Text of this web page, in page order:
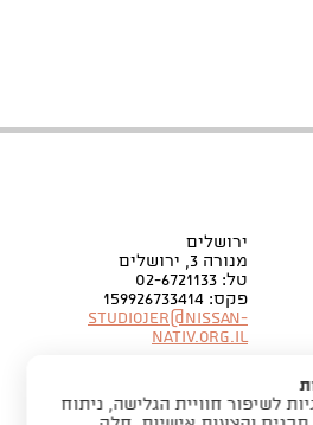
ירושלים
מנורה 3, ירושלים
טל: 02-6721133
פקס: 159926733414
Studiojer@nissan-
nativ.org.il
לשיפור חוויית הגלישה, ניתוח